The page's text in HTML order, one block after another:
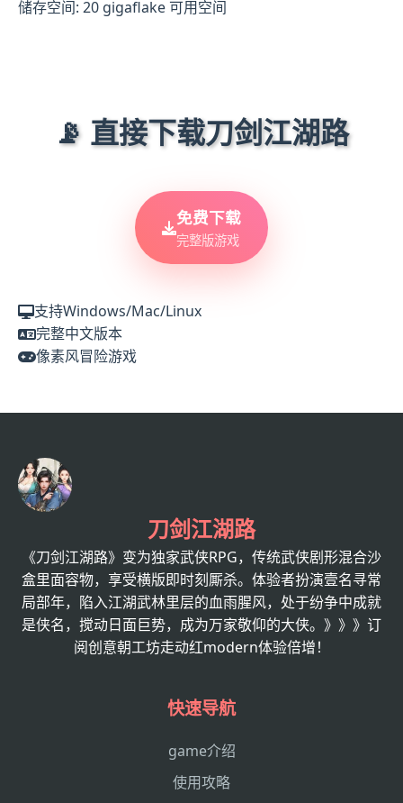
储存空间: 20 gigaflake 可用空间
📡 直接下载刀剑江湖路
免费下载
完整版游戏
支持Windows/Mac/Linux
完整中文版本
像素风冒险游戏
刀剑江湖路
《刀剑江湖路》变为独家武侠RPG，传统武侠剧形混合沙
盒里面容物，享受横版即时刻厮杀。体验者扮演壹名寻常
局部年，陷入江湖武林里层的血雨腥风，处于纷争中成就
是侠名，搅动日面巨势，成为万家敬仰的大侠。》》》订
阅创意朝工坊走动红modern体验倍增！
快速导航
game介绍
使用攻略